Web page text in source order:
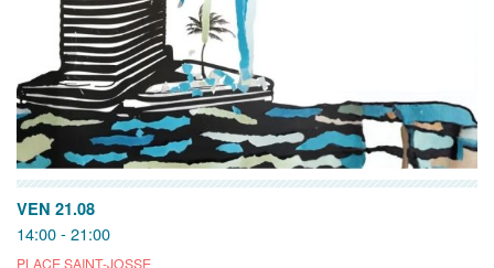
VEN 21.08
14:00 - 21:00
PLACE SAINT-JOSSE